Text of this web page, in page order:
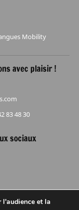
Mobility
avec plaisir !
83 48 30
sociaux
l'audience et la